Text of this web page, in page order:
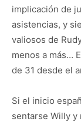
implicación de
asistencias, y
valiosos de
menos a más…
de 31 desde el
Si el inicio
sentarse Willy y